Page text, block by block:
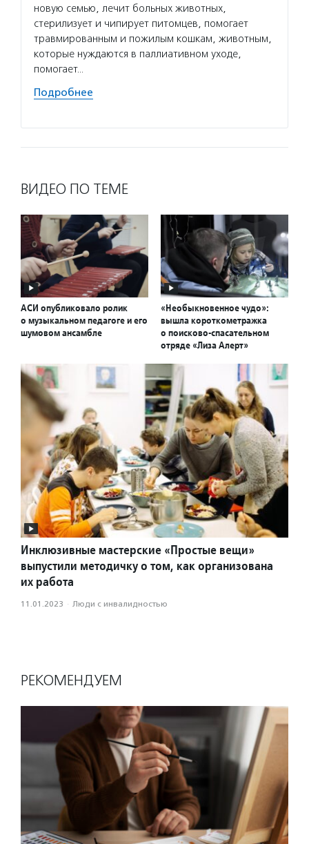
новую семью, лечит больных животных,
стерилизует и чипирует питомцев, помогает
травмированным и пожилым кошкам, животным,
которые нуждаются в паллиативном уходе,
помогает…
Подробнее
ВИДЕО ПО ТЕМЕ
АСИ опубликовало ролик
о музыкальном педагоге и его
шумовом ансамбле
«Необыкновенное чудо»:
вышла короткометражка
о поисково-спасательном
отряде «Лиза Алерт»
Инклюзивные мастерские «Простые вещи»
выпустили методичку о том, как организована
их работа
11.01.2023 · Люди с инвалидностью
РЕКОМЕНДУЕМ